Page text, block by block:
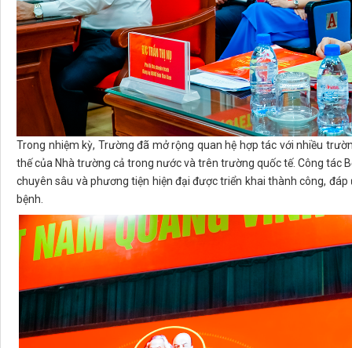
Trong nhiệm kỳ, Trường đã mở rộng quan hệ hợp tác với nhiều
thế của Nhà trường cả trong nước và trên trường quốc tế. Công tác
chuyên sâu và phương tiện hiện đại được triển khai thành công,
bệnh.